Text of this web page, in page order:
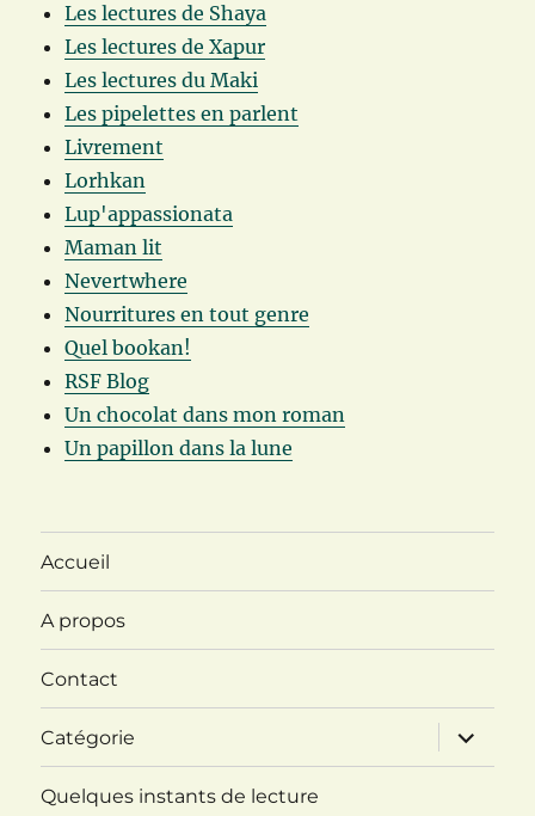
Les lectures de Shaya
Les lectures de Xapur
Les lectures du Maki
Les pipelettes en parlent
Livrement
Lorhkan
Lup'appassionata
Maman lit
Nevertwhere
Nourritures en tout genre
Quel bookan!
RSF Blog
Un chocolat dans mon roman
Un papillon dans la lune
Accueil
A propos
Contact
Catégorie
ouvrir
le
sous-
Quelques instants de lecture